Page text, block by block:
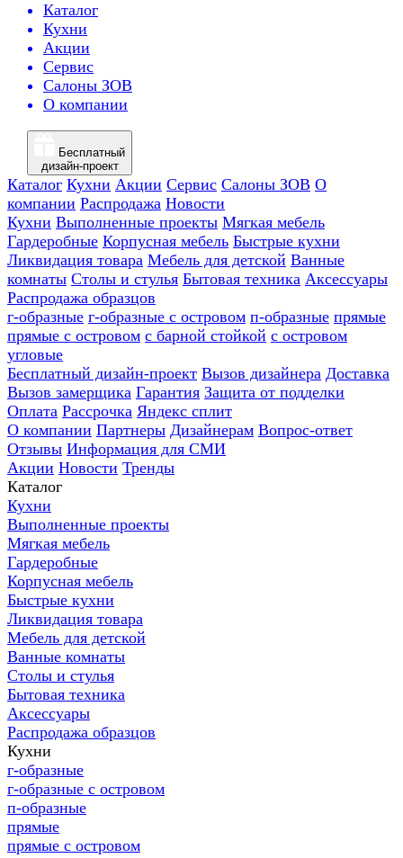
Каталог
Кухни
Акции
Сервис
Салоны ЗОВ
О компании
Бесплатный
дизайн-проект
Каталог Кухни Акции Сервис Салоны ЗОВ О
компании Распродажа Новости
Кухни Выполненные проекты Мягкая мебель
Гардеробные Корпусная мебель Быстрые кухни
Ликвидация товара Мебель для детской Ванные
комнаты Столы и стулья Бытовая техника Аксессуары
Распродажа образцов
г-образные г-образные с островом п-образные прямые
прямые с островом с барной стойкой с островом
угловые
Бесплатный дизайн-проект Вызов дизайнера Доставка
Вызов замерщика Гарантия Защита от подделки
Оплата Рассрочка Яндекс сплит
О компании Партнеры Дизайнерам Вопрос-ответ
Отзывы Информация для СМИ
Акции Новости Тренды
Каталог
Кухни
Выполненные проекты
Мягкая мебель
Гардеробные
Корпусная мебель
Быстрые кухни
Ликвидация товара
Мебель для детской
Ванные комнаты
Столы и стулья
Бытовая техника
Аксессуары
Распродажа образцов
Кухни
г-образные
г-образные с островом
п-образные
прямые
прямые с островом